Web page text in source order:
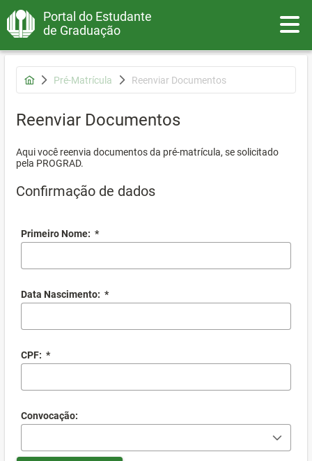
Portal do Estudante
de Graduação
Pré-Matrícula Reenviar Documentos
Reenviar Documentos
Aqui você reenvia documentos da pré-matrícula, se solicitado
pela PROGRAD.
Confirmação de dados
Primeiro Nome: *
Data Nascimento: *
CPF: *
Convocação: